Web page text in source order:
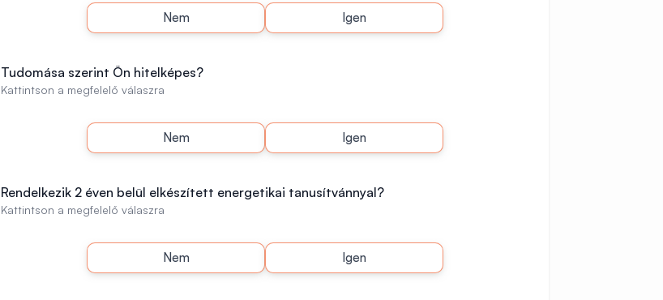
Nem Igen
Tudomása szerint Ön hitelképes?
Kattintson a megfelelő válaszra
Nem Igen
Rendelkezik 2 éven belül elkészített energetikai tanusítvánnyal?
Kattintson a megfelelő válaszra
Nem Igen